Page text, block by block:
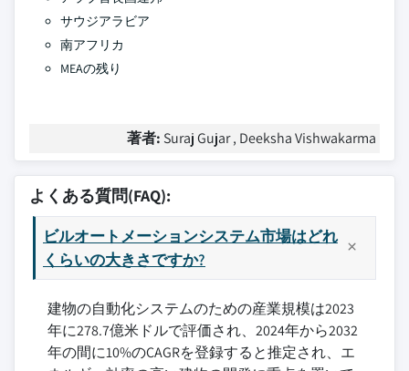
サウジアラビア
南アフリカ
MEAの残り
著者: Suraj Gujar , Deeksha Vishwakarma
よくある質問(FAQ):
ビルオートメーションシステム市場はどれ
くらいの大きさですか?
建物の自動化システムのための産業規模は2023
年に278.7億米ドルで評価され、2024年から2032
年の間に10%のCAGRを登録すると推定され、エ